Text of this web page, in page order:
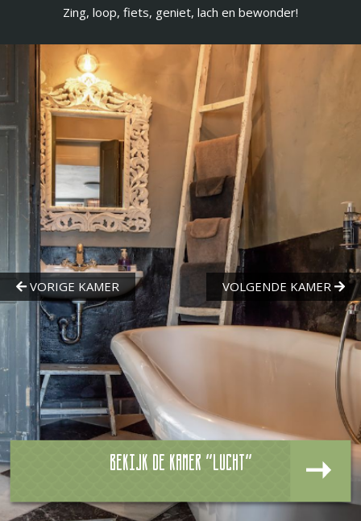
Zing, loop, fiets, geniet, lach en bewonder!
Bekijk de kamer "Lucht"